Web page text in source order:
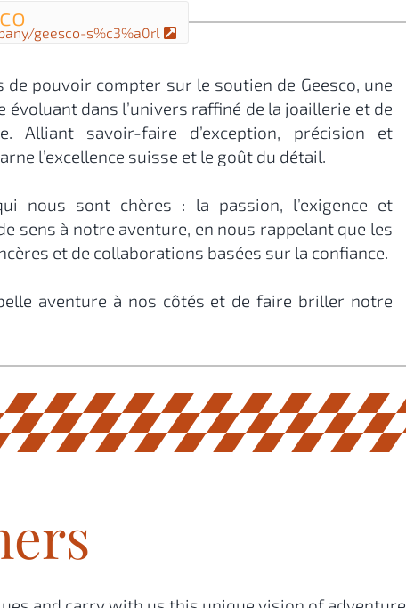
geesco-s%c3%a0rl
de pouvoir compter sur le soutien de Geesco, une
évoluant dans l’univers raffiné de la joaillerie et de
Alliant savoir-faire d’exception, précision et
l’excellence suisse et le goût du détail.
nous sont chères : la passion, l’exigence et
sens à notre aventure, en nous rappelant que les
et de collaborations basées sur la confiance.
aventure à nos côtés et de faire briller notre